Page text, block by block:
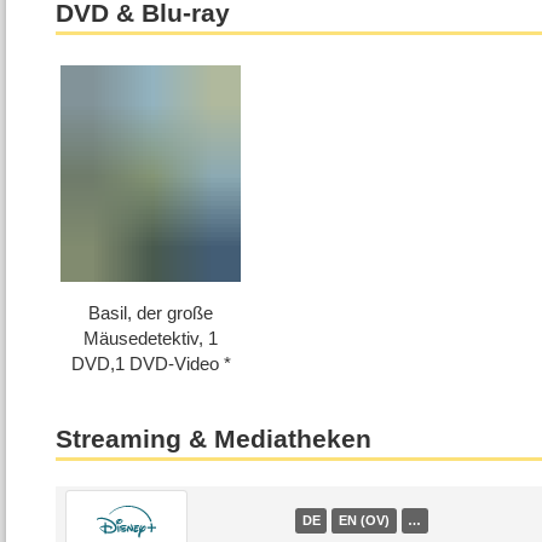
DVD & Blu-ray
Basil, der große
Mäusedetektiv, 1
DVD,1 DVD-Video
Streaming & Mediatheken
DE EN (OV) …